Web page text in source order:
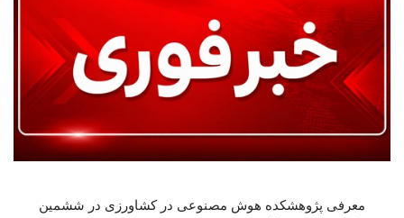
معرفی پژوهشکده هوش مصنوعی در کشاورزی در ششمین